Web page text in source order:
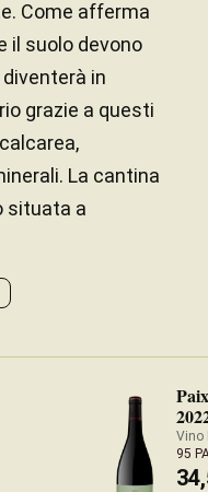
Come afferma
il suolo devono
in
grazie a questi
La cantina
situata a
Vino
95